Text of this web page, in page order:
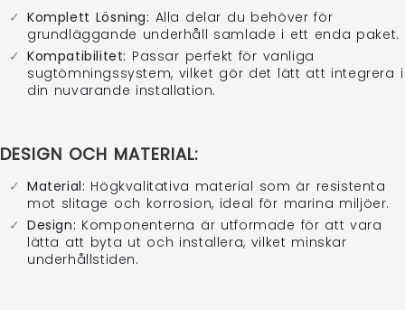
Komplett Lösning: Alla delar du behöver för
grundläggande underhåll samlade i ett enda paket.
Kompatibilitet: Passar perfekt för vanliga
sugtömningssystem, vilket gör det lätt att integrera i
din nuvarande installation.
DESIGN OCH MATERIAL:
Material: Högkvalitativa material som är resistenta
mot slitage och korrosion, ideal för marina miljöer.
Design: Komponenterna är utformade för att vara
lätta att byta ut och installera, vilket minskar
underhållstiden.